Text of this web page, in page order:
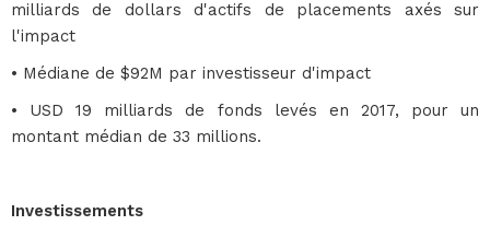
milliards de dollars d'actifs de placements axés sur
l'impact
• Médiane de $92M par investisseur d'impact
• USD 19 milliards de fonds levés en 2017, pour un
montant médian de 33 millions.
Investissements